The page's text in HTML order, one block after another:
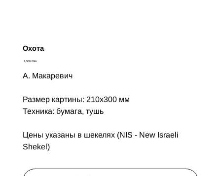
Oхота
Цена‏1,500.00 ‏₪
А. Макаревич
Размер картины: 210х300 мм
Техника: бумага, тушь
Цены указаны в шекелях (NIS - New Israeli
Shekel)